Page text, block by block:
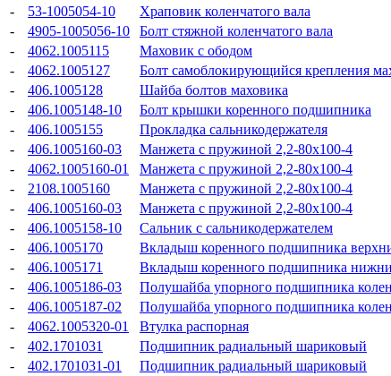
-
53-1005054-10 Храповик коленчатого вала
-
4905-1005056-10 Болт стяжной коленчатого вала
-
4062.1005115 Маховик с ободом
-
4062.1005127 Болт самоблокирующийся крепления
-
406.1005128 Шайба болтов маховика
-
406.1005148-10 Болт крышки коренного подшипника
-
406.1005155 Прокладка сальникодержателя
-
406.1005160-03 Манжета с пружиной 2,2-80x100-4
-
4062.1005160-01 Манжета с пружиной 2,2-80x100-4
-
2108.1005160 Манжета с пружиной 2,2-80x100-4
-
406.1005160-03 Манжета с пружиной 2,2-80x100-4
-
406.1005158-10 Сальник с сальникодержателем
-
406.1005170 Вкладыш коренного подшипника
-
406.1005171 Вкладыш коренного подшипника
-
406.1005186-03 Полушайба упорного подшипника
-
406.1005187-02 Полушайба упорного подшипника
-
4062.1005320-01 Втулка распорная
-
402.1701031 Подшипник радиальный шариковый
-
402.1701031-01 Подшипник радиальный шариковый